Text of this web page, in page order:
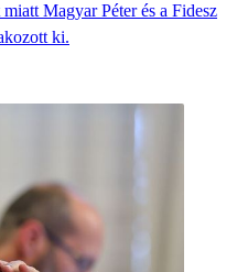
Magyar Péter és a Fidesz
ki.